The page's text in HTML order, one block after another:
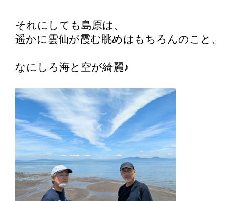
それにしても島原は、
遥かに雲仙が霞む眺めはもちろんのこと、
なにしろ海と空が綺麗♪